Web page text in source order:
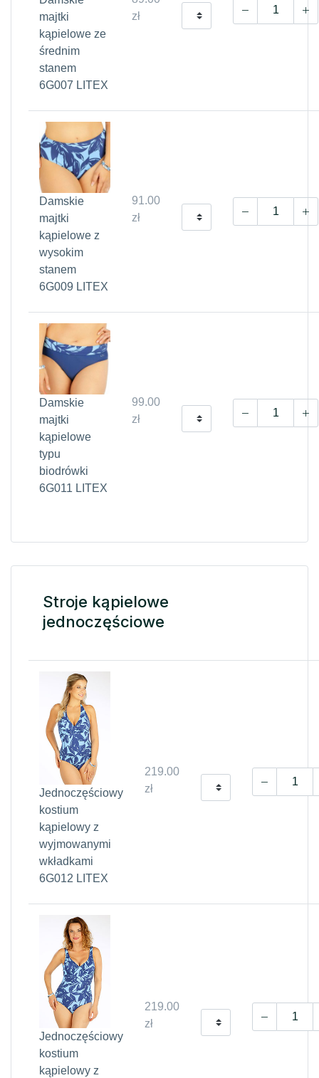
majtki
kąpielowe ze
średnim
stanem
6G007 LITEX
zł
Damskie
majtki
kąpielowe z
wysokim
stanem
6G009 LITEX
91.00
zł
Damskie
majtki
kąpielowe
typu
biodrówki
6G011 LITEX
99.00
zł
Stroje kąpielowe
jednoczęściowe
Jednoczęściowy
kostium
kąpielowy z
wyjmowanymi
wkładkami
6G012 LITEX
219.00
zł
Jednoczęściowy
kostium
kąpielowy z
219.00
zł